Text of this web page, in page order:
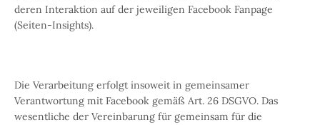
deren Interaktion auf der jeweiligen Facebook Fanpage
(Seiten-Insights).
Die Verarbeitung erfolgt insoweit in gemeinsamer
Verantwortung mit Facebook gemäß Art. 26 DSGVO. Das
wesentliche der Vereinbarung für gemeinsam für die